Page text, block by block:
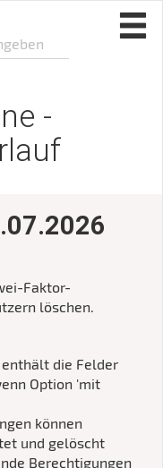
-
Faktor-
löschen.
die Felder
Option 'mit
können
und gelöscht
Berechtigungen